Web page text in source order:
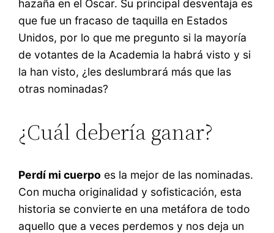
hazaña en el Oscar. Su principal desventaja es
que fue un fracaso de taquilla en Estados
Unidos, por lo que me pregunto si la mayoría
de votantes de la Academia la habrá visto y si
la han visto, ¿les deslumbrará más que las
otras nominadas?
¿Cuál debería ganar?
Perdí mi cuerpo es la mejor de las nominadas.
Con mucha originalidad y sofisticación, esta
historia se convierte en una metáfora de todo
aquello que a veces perdemos y nos deja un